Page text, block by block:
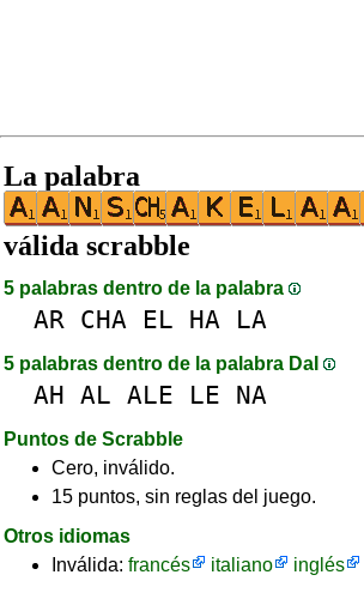
La palabra
válida scrabble
5 palabras dentro de la palabra
AR CHA EL HA LA
5 palabras dentro de la palabra DaI
AH AL ALE LE NA
Puntos de Scrabble
Cero, inválido.
15 puntos, sin reglas del juego.
Otros idiomas
Inválida: francés italiano inglés